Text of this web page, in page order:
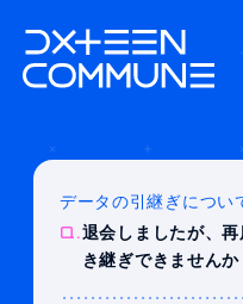
データの引継ぎについ
Q.退会しましたが、
き継ぎできませんか